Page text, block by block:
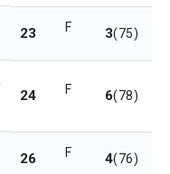
23 F 3(75)
24 F 6(78)
26 F 4(76)